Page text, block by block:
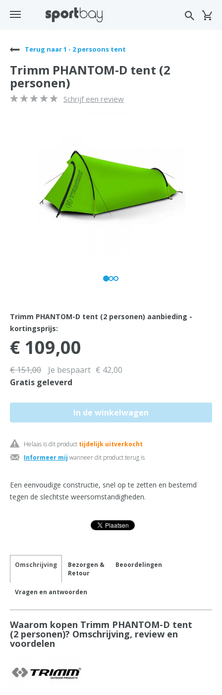
Terug naar 1 - 2 persoons tent
Trimm PHANTOM-D tent (2
personen)
Schrijf een review
Trimm PHANTOM-D tent (2 personen) aanbieding -
kortingsprijs:
€ 109,00
€ 151,00 Je bespaart € 42,00
Gratis geleverd
Helaas is dit product tijdelijk uitverkocht
Informeer mij wanneer dit product terug is
Een eenvoudige constructie, snel op te zetten en bestemd
tegen de slechtste weersomstandigheden.
Omschrijving
Bezorgen &
Retour
Beoordelingen
Vragen en antwoorden
Waarom kopen Trimm PHANTOM-D tent
(2 personen)? Omschrijving, review en
voordelen